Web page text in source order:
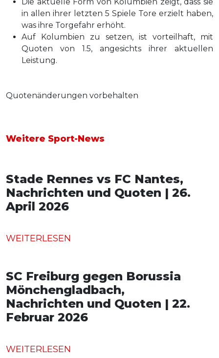
in allen ihrer letzten 5 Spiele Tore erzielt haben,
was ihre Torgefahr erhöht.
Auf Kolumbien zu setzen, ist vorteilhaft, mit
Quoten von 1.5, angesichts ihrer aktuellen
Leistung.
Quotenänderungen vorbehalten
Weitere Sport-News
Stade Rennes vs FC Nantes,
Nachrichten und Quoten | 26.
April 2026
WEITERLESEN
SC Freiburg gegen Borussia
Mönchengladbach,
Nachrichten und Quoten | 22.
Februar 2026
WEITERLESEN